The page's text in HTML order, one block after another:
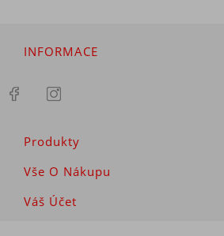
INFORMACE
Produkty
Vše O Nákupu
Váš Účet